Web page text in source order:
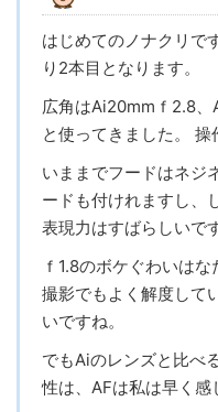
はじめてのノナクリで
り2本目となります。
広角はAi20mmｆ2.8
と使ってきました。 操
いままでフードはネジ
ードも付けれますし、
表現力はすばらしいです
ｆ1.8のボケぐわいは
撮影でもよく解度して
いですね。
でもAiのレンズと比べ
性は、AFは私は早く感